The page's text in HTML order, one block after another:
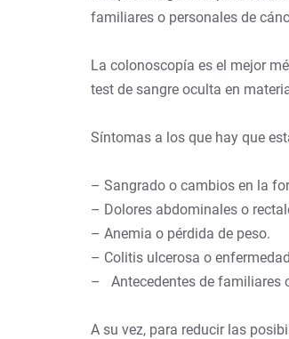
familiares o personales de
La colonoscopía es el mejor
test de sangre oculta en
Síntomas a los que hay que
– Sangrado o cambios en la
– Dolores abdominales o
– Anemia o pérdida de peso.
– Colitis ulcerosa o
– Antecedentes de familiares
A su vez, para reducir las